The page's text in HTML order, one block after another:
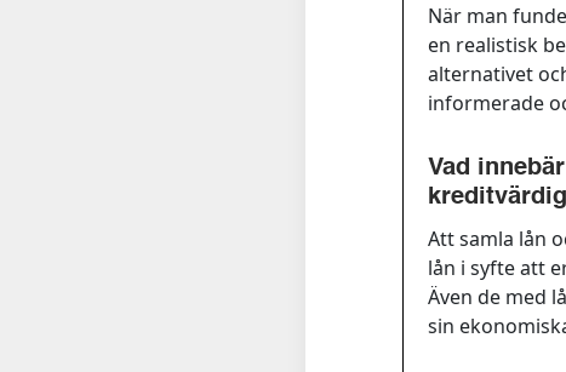
När man
en realistisk
alternativet
informerade
Vad
Att samla lån
lån i syfte att
Även de med
sin